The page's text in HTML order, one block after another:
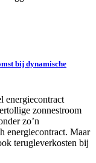
bij dynamische
energiecontract
zonnestroom
zo’n
energiecontract. Maar
terugleverkosten bij